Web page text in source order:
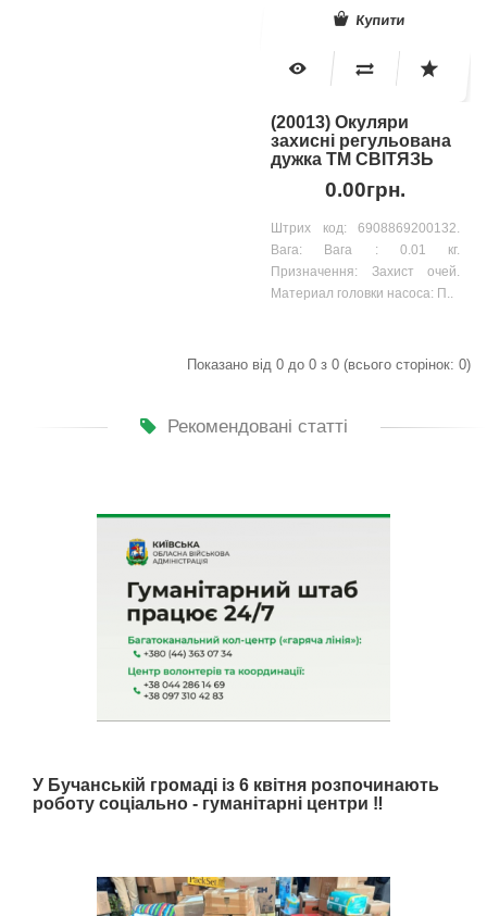
Купити
(20013) Окуляри
захисні регульована
дужка ТМ СВІТЯЗЬ
0.00грн.
Штрих код: 6908869200132.
Вага: Вага : 0.01 кг.
Призначення: Захист очей.
Материал головки насоса: П..
Показано від 0 до 0 з 0 (всього сторінок: 0)
Рекомендовані статті
У Бучанській громаді із 6 квітня розпочинають
роботу соціально - гуманітарні центри ‼️